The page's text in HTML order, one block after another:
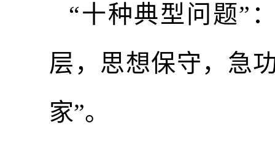
“十种典型问题”
层，思想保守，急
家”。